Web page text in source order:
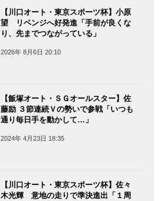
【川口オート・東京スポーツ杯】小原
望 リベンジへ好発進「手前が良くな
り、先までつながっている」
2026年 8月6日 20:10
【飯塚オート・ＳＧオールスター】佐
藤励 ３節連続Ｖの勢いで参戦「いつも
通り毎日手を動かして…」
2024年 4月23日 18:35
【川口オート・東京スポーツ杯】佐々
木光輝 意地の走りで準決進出「１周